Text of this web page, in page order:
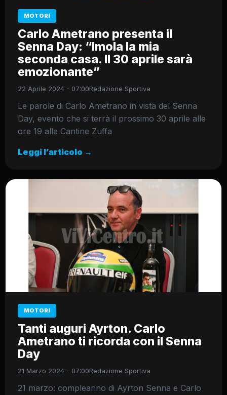
MOTORI
Carlo Ametrano presenta il
Senna Day: “Imola la mia
seconda casa. Il 30 aprile sarà
emozionante”
22 Aprile 2024 - 07:00Redazione Sportiva
Le parole di Carlo Ametrano in vista del Senna
Day, evento che si terrà il prossimo 30 aprile alle
ore 19 alle Cantine Zuffa
Leggi l’articolo →
MOTORI
Tanti auguri Ayrton. Carlo
Ametrano ti ricorda con il Senna
Day
21 Marzo 2024 - 07:00Redazione Sportiva
21 marzo: compleanno di Ayrton Senna e Carlo